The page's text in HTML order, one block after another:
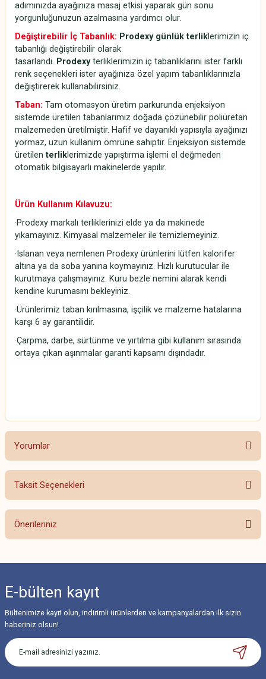
adımınızda ayağınıza masaj etkisi yaparak gün sonu
yorgunluğunuzun azalmasına yardımcı olur.
Değiştirebilir İç Tabanlık: Prodexy günlük terliklerimizin iç
tabanlığı değiştirebilir olarak
tasarlandı. Prodexyterliklerimizin iç tabanlıklarını ister farklı
renk seçenekleri ister ayağınıza özel yapım tabanlıklarınızla
değiştirerek kullanabilirsiniz.
Taban: Tam otomasyon üretim parkurunda enjeksiyon
sistemde üretilen tabanlarımız doğada çözünebilir poliüretan
malzemeden üretilmiştir. Hafif ve dayanıklı yapısıyla ayağınızı
yormaz, uzun kullanım ömrüne sahiptir. Enjeksiyon sistemde
üretilenterliklerimizde yapıştırma işlemi el değmeden
otomatik bilgisayarlı makinelerde yapılır.
Ürün Kullanım Kılavuzu:
·Prodexy markalı terliklerinizi elde ya da makinede
yıkamayınız. Kimyasal malzemeler ile temizlemeyiniz.
·Islanan veya nemlenen Prodexy ürünlerini lütfen kalorifer
altına ya da soba yanına koymayınız. Hızlı kurutucular ile
kurutmaya çalışmayınız. Kuru bezle nemini alarak kendi
kendine kurumasını bekleyiniz.
·Ürünlerimiz taban kırılmasına, işçilik ve malzeme hatalarına
karşı 6 ay garantilidir.
·Çarpma, darbe, sürtünme ve yırtılma gibi kullanım sırasında
ortaya çıkan aşınmalar garanti kapsamı dışındadır.
Yorumlar
Bu ürüne ilk yorumu siz yapın!
Taksit Seçenekleri
Önerileriniz
Görüş ve önerileriniz için teşekkür ederiz.
Ürün resmi kalitesiz, bozuk veya görüntülenemiyor.
Ürün açıklamasında eksik bilgiler bulunuyor.
Ürün bilgilerinde hatalar bulunuyor.
E-bülten kayıt
Bültenimize kayıt olun, indirimli ürünlerden ve kampanyalardan ilk sizin
haberiniz olsun!